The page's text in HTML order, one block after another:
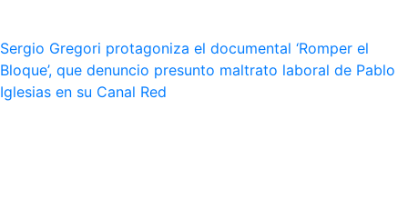
Sergio Gregori protagoniza el documental ‘Romper el
Bloque’, que denuncio presunto maltrato laboral de Pablo
Iglesias en su Canal Red